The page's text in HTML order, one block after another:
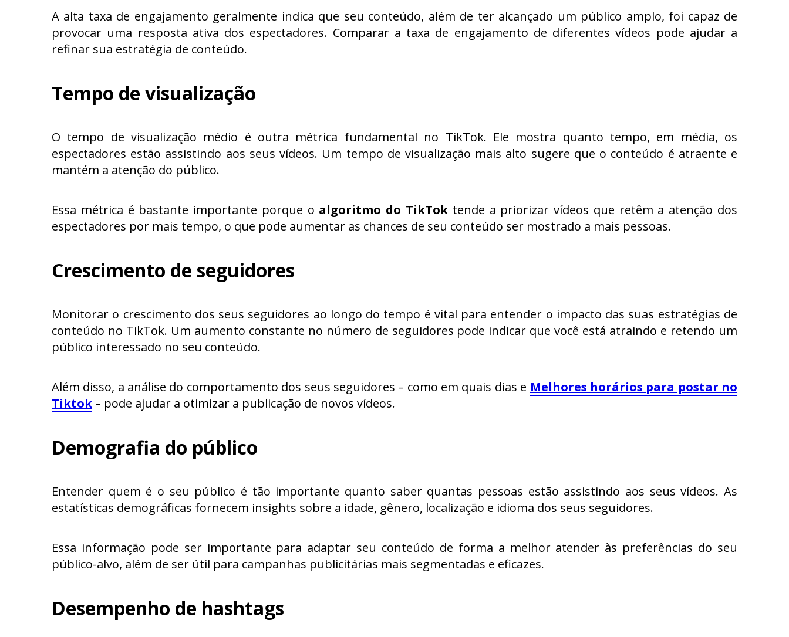
A alta taxa de engajamento geralmente indica que seu conteúdo, além de ter alcançado um público amplo, foi capaz de
provocar uma resposta ativa dos espectadores. Comparar a taxa de engajamento de diferentes vídeos pode ajudar a
refinar sua estratégia de conteúdo.
Tempo de visualização
O tempo de visualização médio é outra métrica fundamental no TikTok. Ele mostra quanto tempo, em média, os
espectadores estão assistindo aos seus vídeos. Um tempo de visualização mais alto sugere que o conteúdo é atraente e
mantém a atenção do público.
Essa métrica é bastante importante porque o algoritmo do TikTok tende a priorizar vídeos que retêm a atenção dos
espectadores por mais tempo, o que pode aumentar as chances de seu conteúdo ser mostrado a mais pessoas.
Crescimento de seguidores
Monitorar o crescimento dos seus seguidores ao longo do tempo é vital para entender o impacto das suas estratégias de
conteúdo no TikTok. Um aumento constante no número de seguidores pode indicar que você está atraindo e retendo um
público interessado no seu conteúdo.
Além disso, a análise do comportamento dos seus seguidores – como em quais dias e Melhores horários para postar no
Tiktok – pode ajudar a otimizar a publicação de novos vídeos.
Demografia do público
Entender quem é o seu público é tão importante quanto saber quantas pessoas estão assistindo aos seus vídeos. As
estatísticas demográficas fornecem insights sobre a idade, gênero, localização e idioma dos seus seguidores.
Essa informação pode ser importante para adaptar seu conteúdo de forma a melhor atender às preferências do seu
público-alvo, além de ser útil para campanhas publicitárias mais segmentadas e eficazes.
Desempenho de hashtags